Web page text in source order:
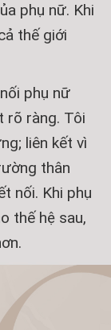
phụ nữ. Khi
thế giới
phụ nữ
rõ ràng. Tôi
liên kết vì
thân
nối. Khi phụ
thế hệ sau,